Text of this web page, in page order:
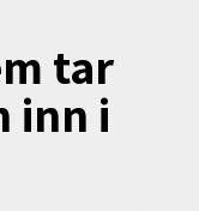
tar
inn i